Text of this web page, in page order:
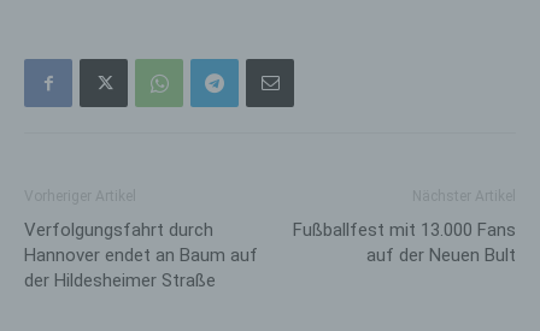
Verfolgungsfahrt durch
Hannover endet an Baum auf
der Hildesheimer Straße
Fußballfest mit 13.000 Fans
auf der Neuen Bult